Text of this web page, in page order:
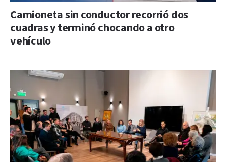
Camioneta sin conductor recorrió dos
cuadras y terminó chocando a otro
vehículo